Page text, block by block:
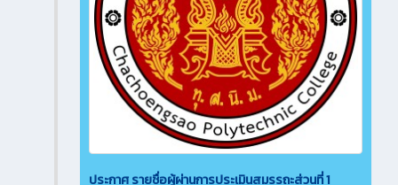
ประกาศ รายชื่อผู้ผ่านการประเมินสมรรถะส่วนที่ 1